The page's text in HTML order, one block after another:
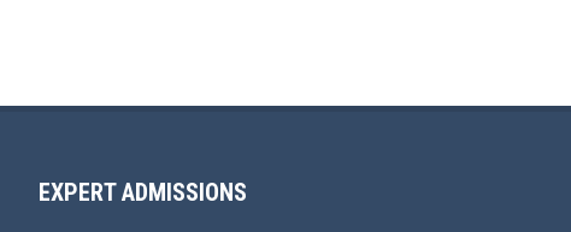
EXPERT ADMISSIONS